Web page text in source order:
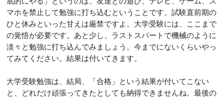
マホを禁止して勉強に打ち込むということです。試験直前期の
ひと休みといった甘えは厳禁ですよ。大学受験には、ここまで
の覚悟が必要です。あと少し、ラストスパートで機械のように
淡々と勉強に打ち込んでみましょう。今までにないくらいやっ
てみてください。結果は付いてきます。
大学受験勉強は、結局、「合格」という結果が付いてこない
と、どれだけ頑張ってきたとしても納得できませんね。最後の